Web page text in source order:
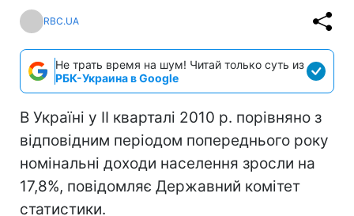
RBC.UA
Не трать время на шум! Читай только суть из
РБК-Украина в Google
В Україні у ІI кварталі 2010 р. порівняно з
відповідним періодом попереднього року
номінальні доходи населення зросли на
17,8%, повідомляє Державний комітет
статистики.